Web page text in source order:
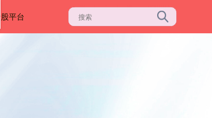
股平台